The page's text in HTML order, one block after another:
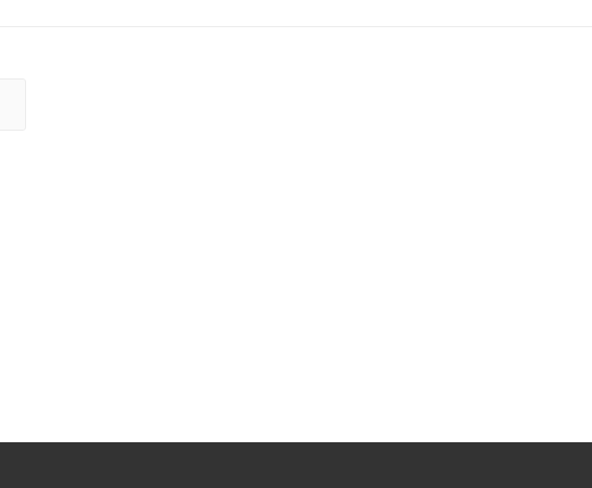
Феноменальная модель 320-581-
320 и отлично подойдет для
Спот Velante 320-581-01 с
Основным цветом товара